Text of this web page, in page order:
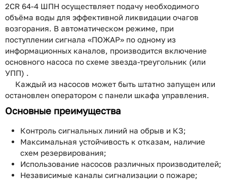
2CR 64-4 ШПН осуществляет подачу необходимого
объёма воды для эффективной ликвидации очагов
возгорания. В автоматическом режиме, при
поступлении сигнала «ПОЖАР» по одному из
информационных каналов, производится включение
основного насоса по схеме звезда-треугольник (или
УПП) .
Каждый из насосов может быть штатно запущен или
остановлен оператором с панели шкафа управления.
Основные преимущества
Контроль сигнальных линий на обрыв и КЗ;
Максимальная устойчивость к отказам, наличие
схем резервирования;
Использование насосов различных производителей;
Независимые каналы сигнализации о пожаре;